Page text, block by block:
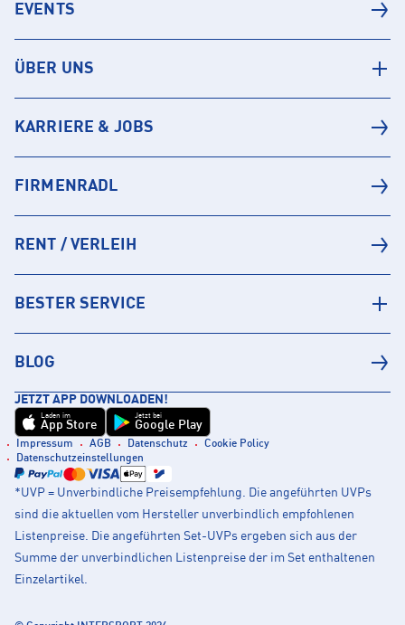
EVENTS
ÜBER UNS
KARRIERE & JOBS
FIRMENRADL
RENT / VERLEIH
BESTER SERVICE
BLOG
JETZT APP DOWNLOADEN!
Laden im
App Store
Jetzt bei
Google Play
Impressum AGB Datenschutz
Cookie Policy
Datenschutzeinstellungen
*UVP = Unverbindliche Preisempfehlung. Die angeführten UVPs
sind die aktuellen vom Hersteller unverbindlich empfohlenen
Listenpreise. Die angeführten Set-UVPs ergeben sich aus der
Summe der unverbindlichen Listenpreise der im Set enthaltenen
Einzelartikel.